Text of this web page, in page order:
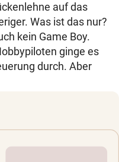
auf das
Was ist das nur?
kein Game Boy.
ginge es
durch. Aber